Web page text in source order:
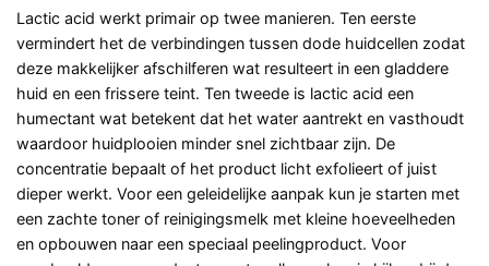
Lactic acid werkt primair op twee manieren. Ten eerste
vermindert het de verbindingen tussen dode huidcellen zodat
deze makkelijker afschilferen wat resulteert in een gladdere
huid en een frissere teint. Ten tweede is lactic acid een
humectant wat betekent dat het water aantrekt en vasthoudt
waardoor huidplooien minder snel zichtbaar zijn. De
concentratie bepaalt of het product licht exfolieert of juist
dieper werkt. Voor een geleidelijke aanpak kun je starten met
een zachte toner of reinigingsmelk met kleine hoeveelheden
en opbouwen naar een speciaal peelingproduct. Voor